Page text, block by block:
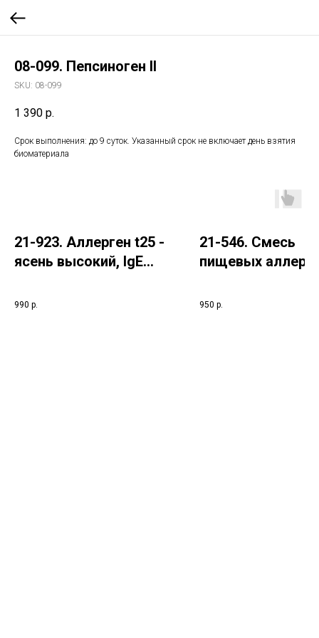
08-099. Пепсиноген II
SKU: 08-099
1 390 р.
Срок выполнения: до 9 суток. Указанный срок не включает день взятия
биоматериала
21-923. Аллерген t25 -
ясень высокий, IgE
990 р.
21-546. Смесь
пищевых
горошек, белая
950 р.